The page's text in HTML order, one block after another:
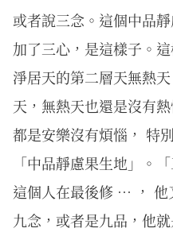
或者說三念。這個中品
加了三心，是這樣子。
淨居天的第二層天無熱
天，無熱天也還是沒有
都是安樂沒有煩惱， 特
「中品靜慮果生地」。
這個人在最後修 … ， 他
九念，或者是九品，他